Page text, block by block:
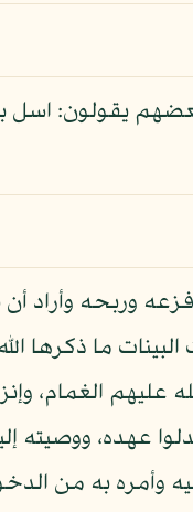
يقولون: اسل
فزعه وربحه وأراد
ما ذكرها
عليهم الغمام،
عهده،
وأمره به من